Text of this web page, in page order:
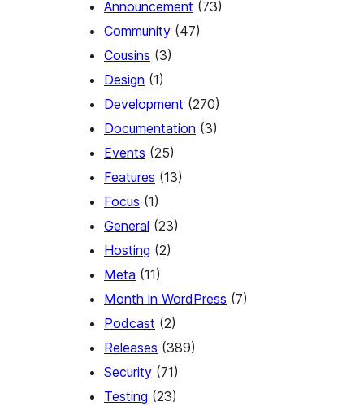
Announcement (73)
Community (47)
Cousins (3)
Design (1)
Development (270)
Documentation (3)
Events (25)
Features (13)
Focus (1)
General (23)
Hosting (2)
Meta (11)
Month in WordPress (7)
Podcast (2)
Releases (389)
Security (71)
Testing (23)